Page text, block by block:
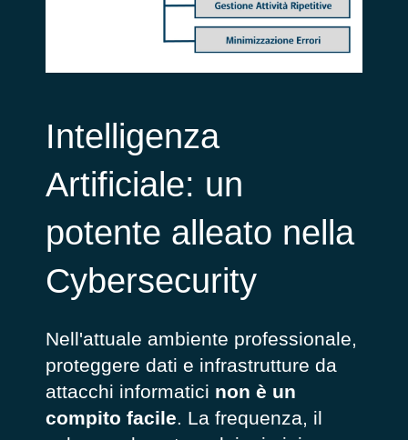
Intelligenza
Artificiale: un
potente alleato nella
Cybersecurity
Nell'attuale ambiente professionale,
proteggere dati e infrastrutture da
attacchi informatici non è un
compito facile. La frequenza, il